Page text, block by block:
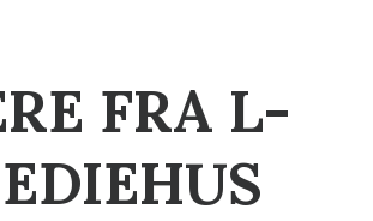
FRA L-